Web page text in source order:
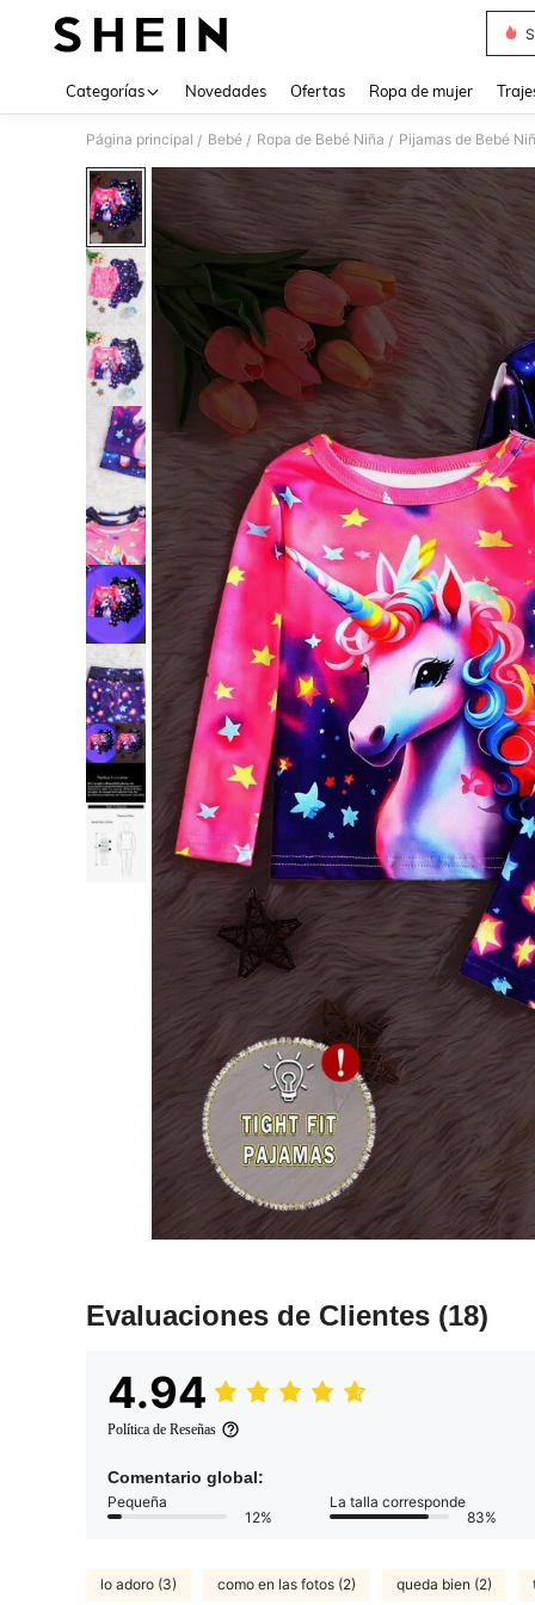
Categorías Novedades Ofertas Ropa de mujer
Página principal / Bebé / Ropa de Bebé Niña / Pijamas de Bebé
Evaluaciones de Clientes (18)
4.94
Política de Reseñas
Comentario global:
Pequeña
12%
La talla corresponde
83%
lo adoro (3) como en las fotos (2) queda bien (2)